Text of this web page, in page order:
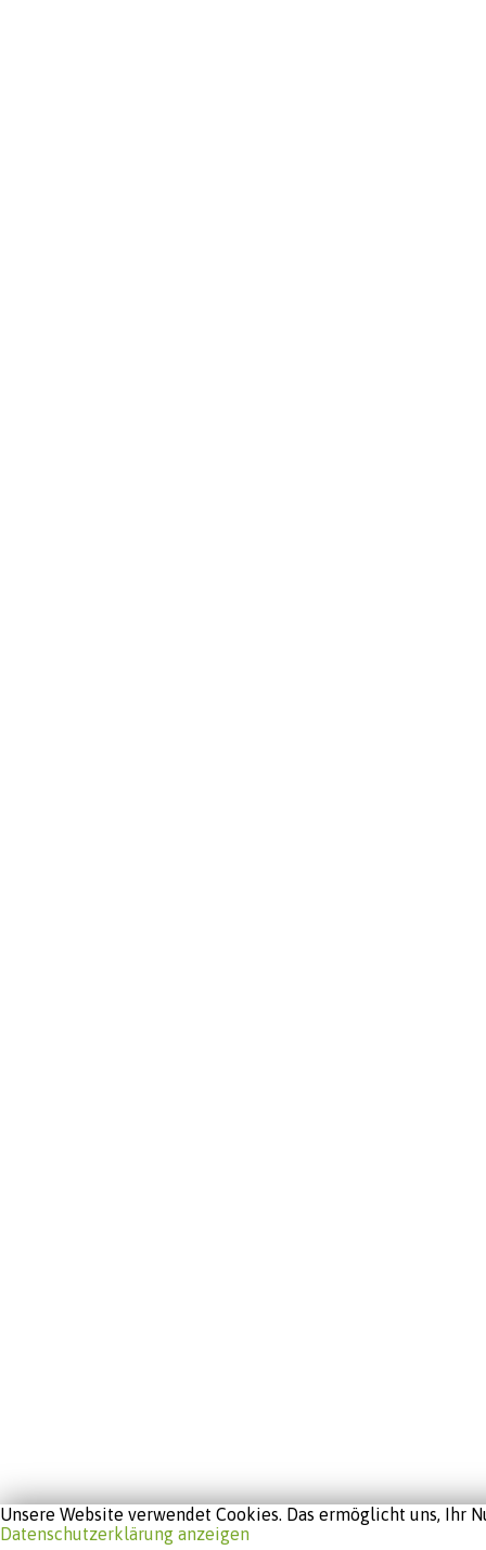
Unsere Website verwendet Cookies. Das ermöglicht uns,
Datenschutzerklärung anzeigen